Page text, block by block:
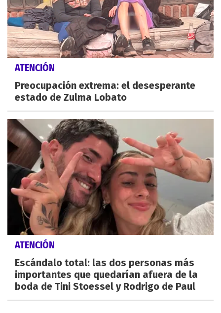
ATENCIÓN
Preocupación extrema: el desesperante
estado de Zulma Lobato
ATENCIÓN
Escándalo total: las dos personas más
importantes que quedarían afuera de la
boda de Tini Stoessel y Rodrigo de Paul